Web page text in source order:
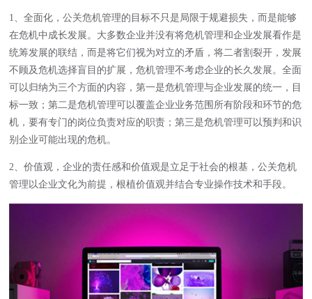
1、全面化，公关危机管理的目标不只是局限于规避损失，而是能够
在危机中成长发展。大多数企业并没有将危机管理和企业发展看作是
统筹发展的联结，而是将它们视为对立的矛盾，将二者割裂开，发展
不顾及危机选择盲目的扩展，危机管理不考虑企业的长久发展。全面
可以归纳为三个方面的内容，第一是危机管理与企业发展的统一，目
标一致；第二是危机管理可以覆盖企业业务范围所有阶段和环节的危
机，要有专门的岗位负责对应的职责；第三是危机管理可以预判和识
别企业可能出现的危机。
2、价值观，企业的责任感和价值观是立足于社会的根基，公关危机
管理以企业文化为前提，根植价值观并结合专业操作技术和手段。